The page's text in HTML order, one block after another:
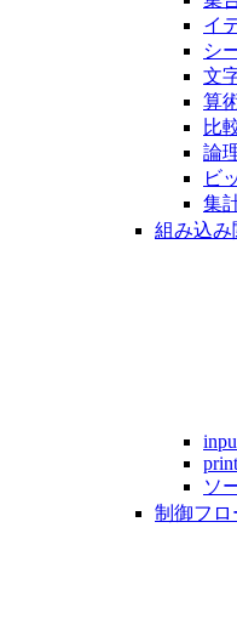
イ
シ
文
算
比
論
ビ
集
組み込み
ソ
制御フロ